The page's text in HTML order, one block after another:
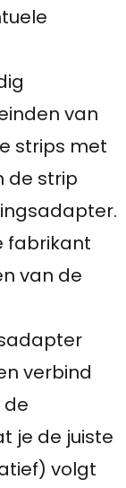
van
strips met
de strip
fabrikant
van de
verbind
de
je de juiste
volgt